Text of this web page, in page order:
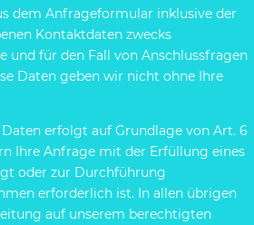
dem Anfrageformular inklusive der
Kontaktdaten zwecks
und für den Fall von Anschlussfragen
Daten geben wir nicht ohne Ihre
erfolgt auf Grundlage von Art. 6
Ihre Anfrage mit der Erfüllung eines
oder zur Durchführung
erforderlich ist. In allen übrigen
auf unserem berechtigten